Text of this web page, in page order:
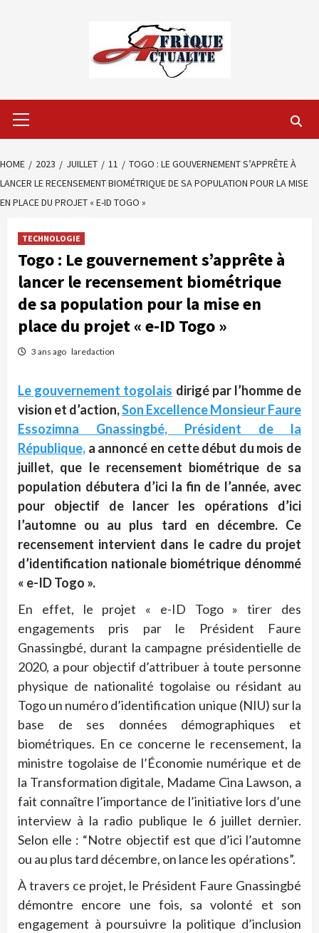
Menu
HOME 2023 JUILLET 11
TOGO : LE GOUVERNEMENT S’APPRÊTE À
LANCER LE RECENSEMENT BIOMÉTRIQUE DE SA POPULATION POUR LA MISE
EN PLACE DU PROJET « E-ID TOGO »
TECHNOLOGIE
Togo : Le gouvernement s’apprête à
lancer le recensement biométrique
de sa population pour la mise en
place du projet « e-ID Togo »
3 ans ago laredaction
Le gouvernement togolais dirigé par l’homme de
vision et d’action,Son Excellence Monsieur Faure
Essozimna Gnassingbé, Président de la
République, a annoncé en cette début du mois de
juillet, que le recensement biométrique de sa
population débutera d’ici la fin de l’année, avec
pour objectif de lancer les opérations d’ici
l’automne ou au plus tard en décembre. Ce
recensement intervient dans le cadre du projet
d’identification nationale biométrique dénommé
« e-ID Togo ».
En effet, le projet « e-ID Togo » tirer des
engagements pris par le Président Faure
Gnassingbé, durant la campagne présidentielle de
2020, a pour objectif d’attribuer à toute personne
physique de nationalité togolaise ou résidant au
Togo un numéro d’identification unique (NIU) sur la
base de ses données démographiques et
biométriques. En ce concerne le recensement, la
ministre togolaise de l’Économie numérique et de
la Transformation digitale, Madame Cina Lawson, a
fait connaître l’importance de l’initiative lors d’une
interview à la radio publique le 6 juillet dernier.
Selon elle : “Notre objectif est que d’ici l’automne
ou au plus tard décembre, on lance les opérations”.
À travers ce projet, le Président Faure Gnassingbé
démontre encore une fois, sa volonté et son
engagement à poursuivre la politique d’inclusion